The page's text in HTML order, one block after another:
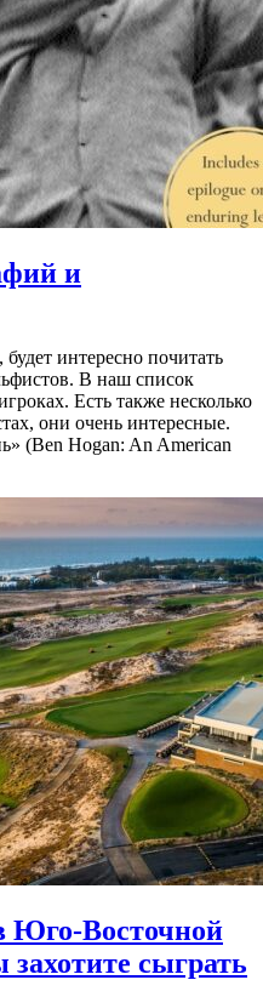
и
интересно почитать
В наш список
Есть также несколько
они очень интересные.
(Ben Hogan: An American
Юго-Восточной
сыграть